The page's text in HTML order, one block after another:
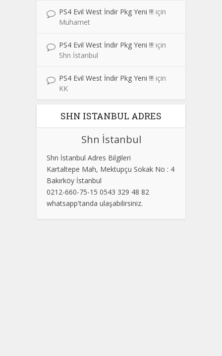
PS4 Evil West İndir Pkg Yeni !!! için
Muhamet
PS4 Evil West İndir Pkg Yeni !!! için
Shn İstanbul
PS4 Evil West İndir Pkg Yeni !!! için
KK
SHN ISTANBUL ADRES
Shn İstanbul
Shn İstanbul Adres Bilgileri
Kartaltepe Mah, Mektupçu Sokak No : 4
Bakırköy İstanbul
0212-660-75-15 0543 329 48 82
whatsapp'tanda ulaşabilirsiniz.